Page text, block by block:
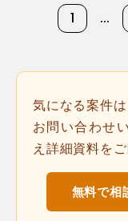
1 ...
気になる案件
お問い合わせ
え詳細資料を
無料で相